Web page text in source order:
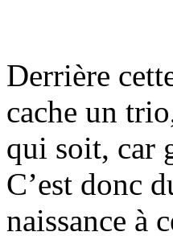
Derrière
cache un
qui soit, car
C’est donc
naissance à